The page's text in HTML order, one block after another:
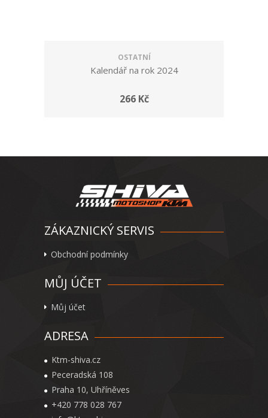
OSTATNÍ
Kalendář na rok 2024
266 Kč
ZÁKAZNICKÝ SERVIS
Obchodní podmínky
MŮJ ÚČET
Můj účet
ADRESA
Ktm-shiva.cz
Peceradská 108
Praha 10, Uhříněves
+420 778 028 767